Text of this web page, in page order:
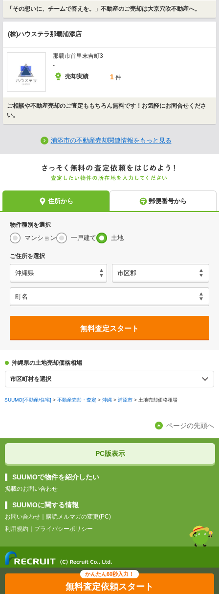
「その想いに、チームで答えを。」不動産のご売却は大京穴吹不動産へ。
(株)ハウステラ那覇浦添店
那覇市首里末吉町3
-
売却実績
1 件
ご相談や不動産売却のご査定ももちろん無料です！お気軽にお問合せくださ
い。
浦添市の不動産売却関連情報をもっと見る
物件種別を選択
マンション 一戸建て 土地
ご住所を選択
無料査定スタート
沖縄県の土地売却価格相場
市区町村を選択
SUUMO[不動産/住宅] > 不動産売却・査定 > 沖縄 > 浦添市 > 土地売却価格相場
無料査定依頼スタート
ページの先頭へ
PC版表示
SUUMOで物件を紹介したい
掲載のお問い合わせ
SUUMOに関する情報
お問い合わせ
購読メルマガの変更(PC)
利用規約
プライバシーポリシー